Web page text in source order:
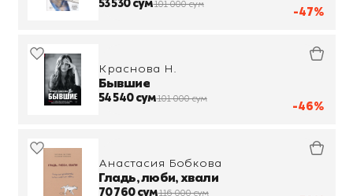
-47%
53 530 сум101 000 сум
-46%
Краснова Н.
Бывшие
54 540 сум101 000 сум
Анастасия Бобкова
Гладь, люби, хвали
70 760 сум116 000 сум